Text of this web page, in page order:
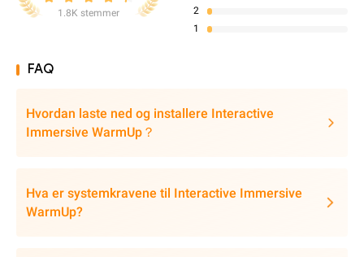
1.8K stemmer
2
1
FAQ
Hvordan laste ned og installere Interactive
Immersive WarmUp？
Hva er systemkravene til Interactive Immersive
WarmUp?